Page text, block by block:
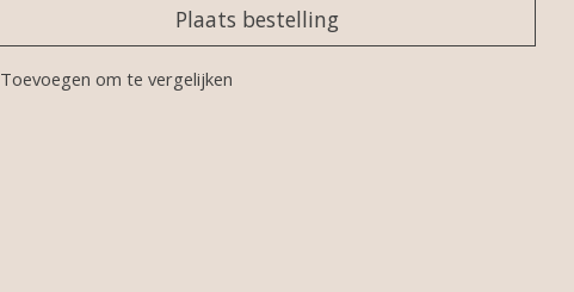
Plaats bestelling
Toevoegen om te vergelijken